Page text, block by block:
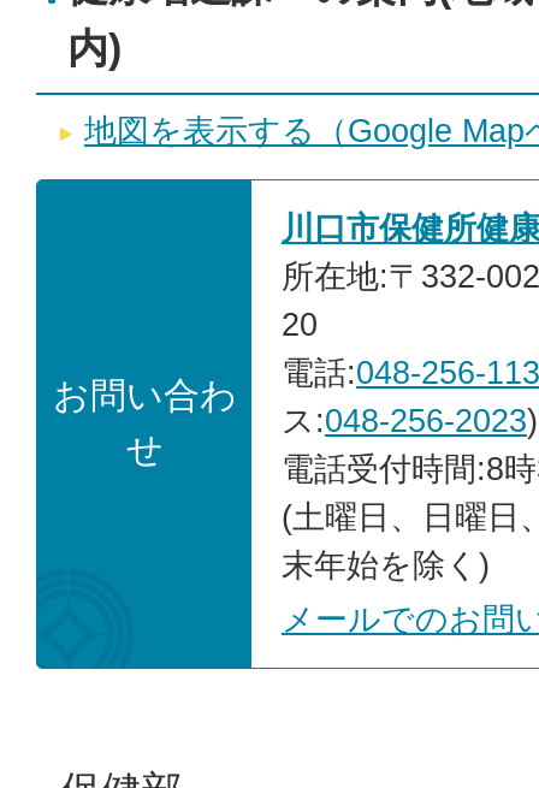
内)
地図を表示する（Google
お問い合わ
せ
川口市保健所健
所在地:〒332-
20
電話:048-256-
ス:048-256-2023)
電話受付時間:8
(土曜日、日曜日
末年始を除く)
メールでのお問